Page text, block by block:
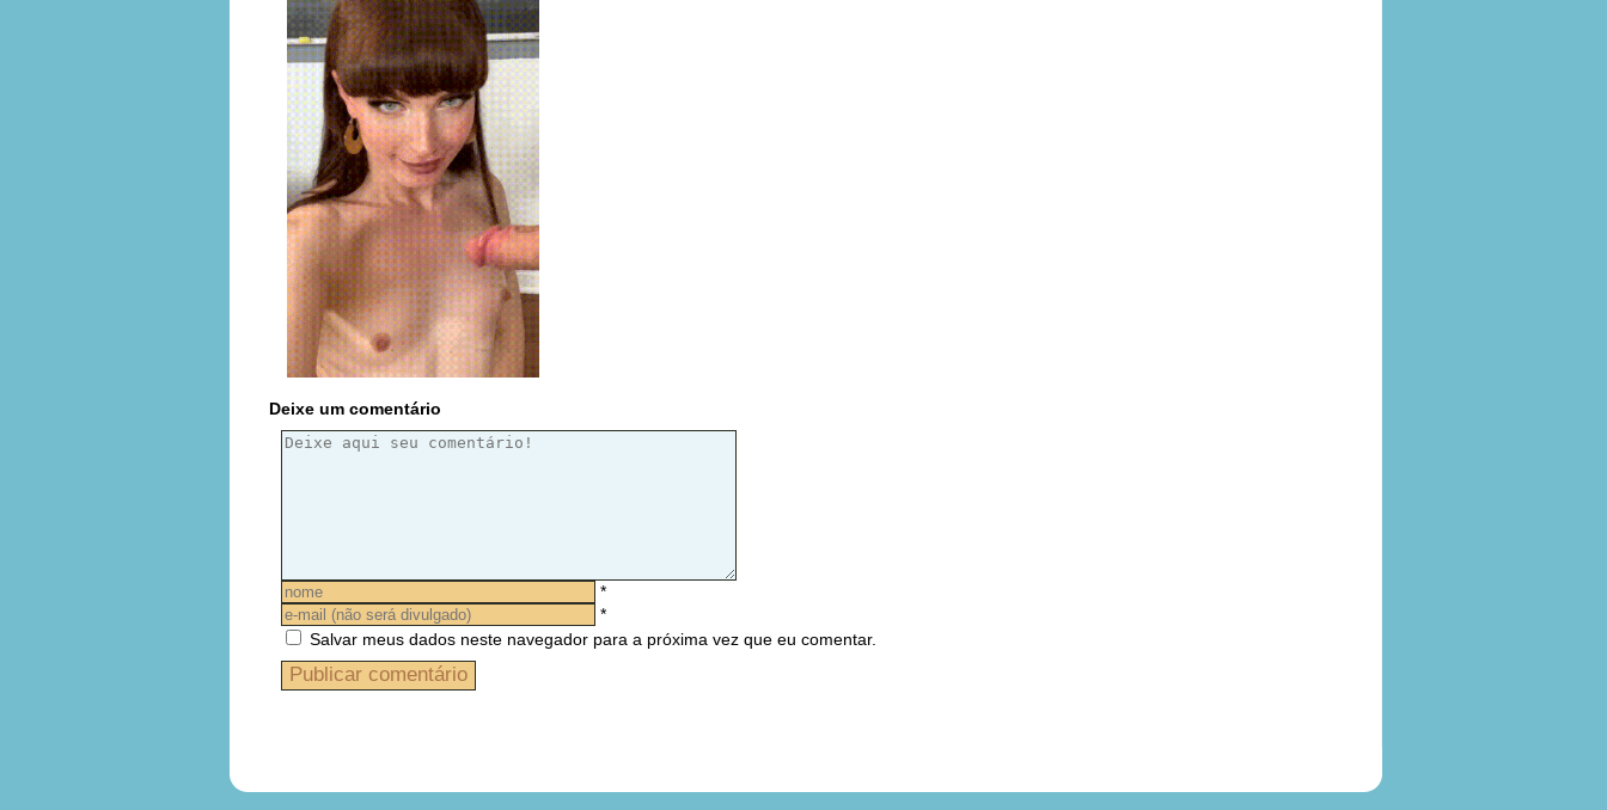
Deixe um comentário
*
*
Salvar meus dados neste navegador para a próxima vez que eu comentar.